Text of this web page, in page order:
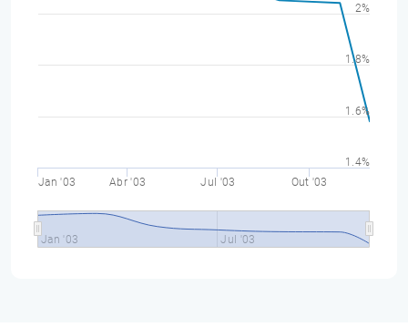
Jan '03 Abr '03 Jul '03 Out '03
Jan '03 Jul '03
1.4%
1.6%
1.8%
2%